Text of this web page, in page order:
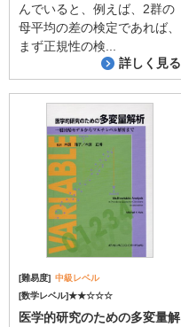
んでいると、例えば、2群の
母平均の差の検定であれば、
まず正規性の検...
詳しく見る
[難易度] 中級レベル
[数学レベル]★★☆☆☆
医学的研究のための多変量解